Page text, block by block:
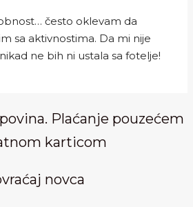
često oklevam da
sa aktivnostima. Da mi nije
ne bih ni ustala sa fotelje!
Plaćanje pouzećem
karticom
novca